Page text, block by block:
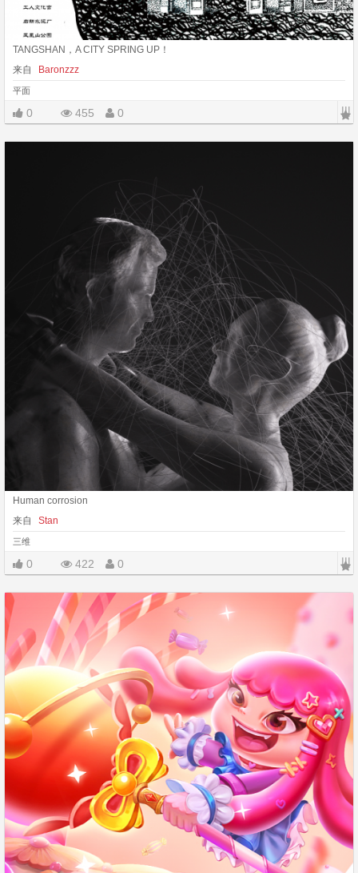
TANGSHAN，A CITY SPRING UP！
来自
Baronzzz
平面
0 455 0 |||
Human corrosion
来自
Stan
三维
0 422 0 |||